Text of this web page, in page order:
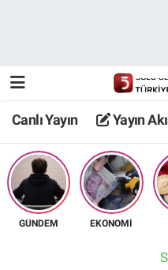
Canlı Yayın Yayın
GÜNDEM EKONOMİ
TV 5 Ekranı ve Arşiv